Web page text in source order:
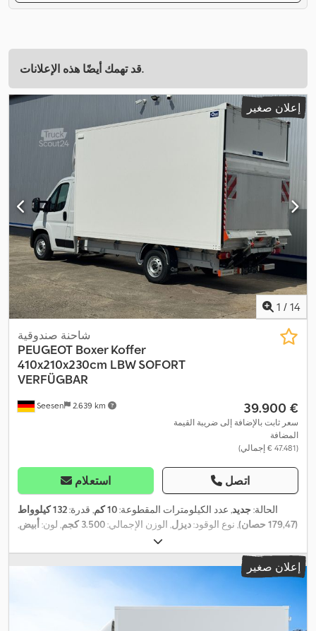
قد تهمك أيضًا هذه الإعلانات.
إعلان صغير
1 / 14
Seesen 2.639 km
شاحنة صندوقية
PEUGEOT Boxer Koffer
410x210x230cm LBW SOFORT
VERFÜGBAR
‏39.900 €
سعر ثابت بالإضافة إلى ضريبة القيمة
المضافة
(‏47.481 € إجمالي)
استعلام اتصل
الحالة:جديد, عدد الكيلومترات المقطوعة:10 كم , قدرة:
132 كيلوواط
(179,47 حصان)
, نوع الوقود:ديزل , الوزن الإجمالي:3.500 كجم , لون: أبيض
, طول مساحة التحميل:
التحميل:2.100 مم , ارتفاع مساحة التحميل:2.300 مم , معدات:برنامج
الثبات الإلكتروني (ESP), تكييف الهواء, رافعة خلفية, قفل مركزي,
إعلان صغير